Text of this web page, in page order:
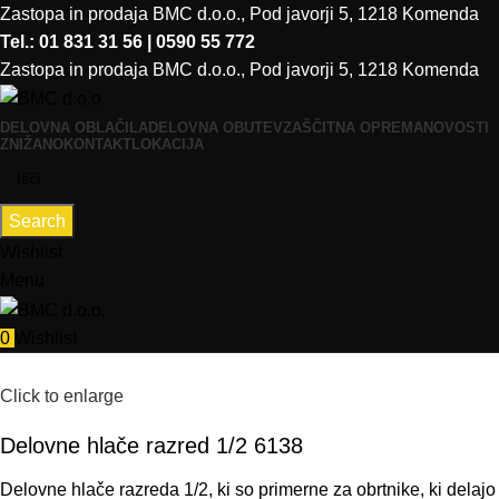
Zastopa in prodaja BMC d.o.o., Pod javorji 5, 1218 Komenda
Tel.: 01 831 31 56 | 0590 55 772
Zastopa in prodaja BMC d.o.o., Pod javorji 5, 1218 Komenda
DELOVNA OBLAČILA DELOVNA OBUTEVZAŠČITNA OPREMA NOVOSTI
ZNIŽANO KONTAKT LOKACIJA
Search
0
Click to enlarge
Delovne hlače razred 1/2 6138
Delovne hlače razreda 1/2, ki so primerne za obrtnike, ki delajo